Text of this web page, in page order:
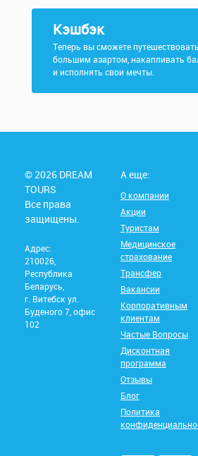
Кэшбэк
Теперь вы сможете
большим азартом, накапливать
и исполнять свои мечты.
© 2026 DREAM
TOURS
Все права
защищены.
Адрес:
210026,
Республика
Беларусь,
г. Витебск ул.
Буденого 7, офис
102
А еще:
О компании
Акции
Туристам
Медицинское
страхование
Трансфер
Вакансии
Корпоративным
клиентам
Частые Вопросы
Дисконтная
программа
Отзывы
Блог
Политика